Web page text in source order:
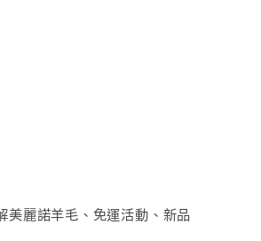
美麗諾羊毛、免運活動、新品